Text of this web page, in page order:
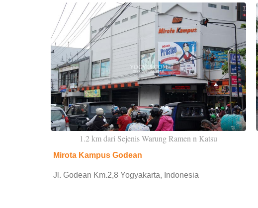
1.2 km dari Sejenis Warung Ramen n Katsu
Mirota Kampus Godean
Jl. Godean Km.2,8 Yogyakarta, Indonesia